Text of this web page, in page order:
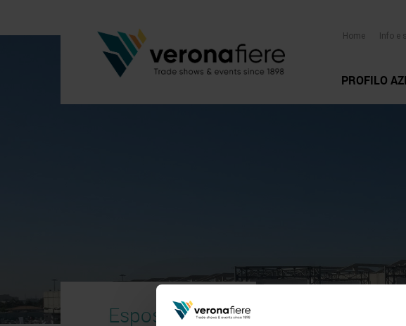
Home Info e
PROFILO
Esposizione